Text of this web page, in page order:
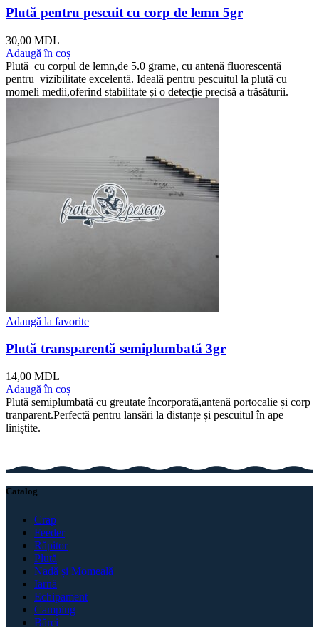
Plută pentru pescuit cu corp de lemn 5gr
30,00 MDL
Adaugă în coș
Plută cu corpul de lemn,de 5.0 grame, cu antenă fluorescentă
pentru vizibilitate excelentă. Ideală pentru pescuitul la plută cu
momeli medii,oferind stabilitate și o detecție precisă a trăsăturii.
Adaugă la favorite
Plută transparentă semiplumbată 3gr
14,00 MDL
Adaugă în coș
Plută semiplumbată cu greutate încorporată,antenă portocalie și corp
tranparent.Perfectă pentru lansări la distanțe și pescuitul în ape
liniștite.
Catalog
Crap
Feeder
Răpitor
Plută
Nadă și Momeală
Iarnă
Echipament
Camping
Bărci